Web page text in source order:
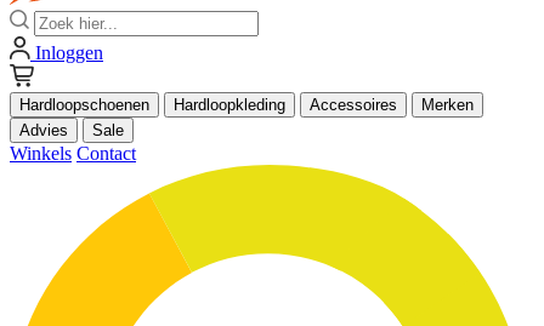
Zoek
Inloggen
Hardloopschoenen Hardloopkleding Accessoires
Merken
Advies
Sale
Winkels Contact